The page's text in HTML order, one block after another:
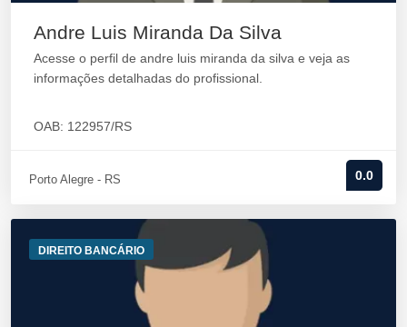
Andre Luis Miranda Da Silva
Acesse o perfil de andre luis miranda da silva e veja as
informações detalhadas do profissional.
OAB: 122957/RS
Porto Alegre - RS 0.0
DIREITO BANCÁRIO